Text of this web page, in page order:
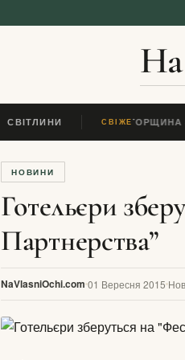
На
СВІТЛИНИ СВІЖЕ
ПЕЧ, УГОРЩИНА
НОВИНИ
Готельєри
Партнерства”
NaVlasniOchi.com 01 Вересня 2015